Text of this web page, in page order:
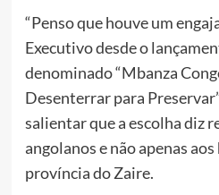
“Penso que houve um
Executivo desde o
denominado “Mbanza
Desenterrar para
salientar que a escolha diz
angolanos e não apenas
província do Zaire.